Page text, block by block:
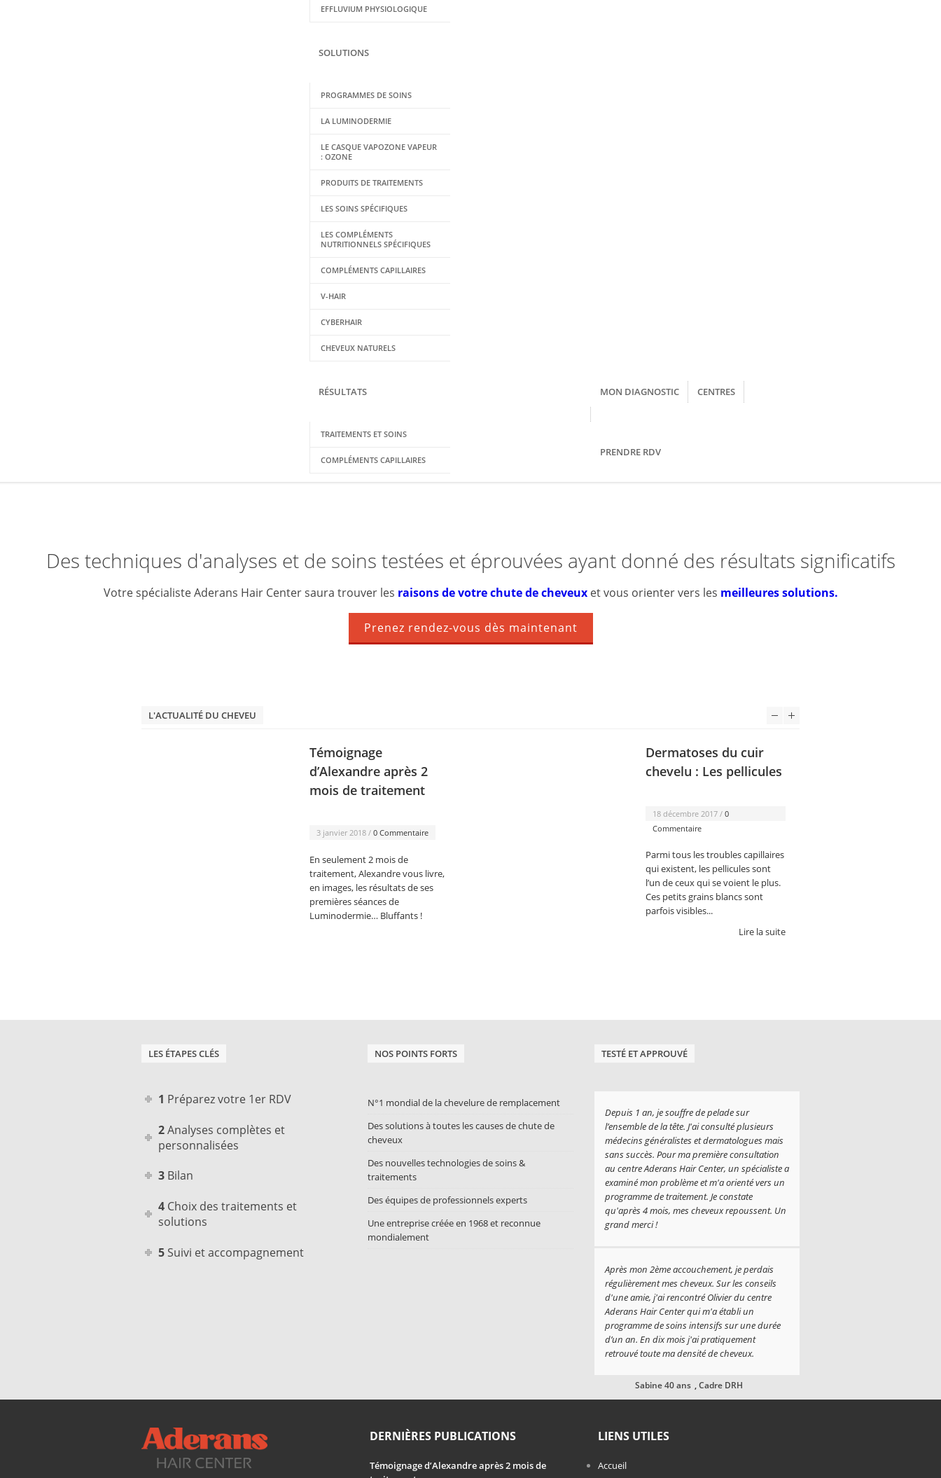
EFFLUVIUM PHYSIOLOGIQUE
SOLUTIONS
PROGRAMMES DE SOINS
LA LUMINODERMIE
LE CASQUE VAPOZONE VAPEUR
: OZONE
PRODUITS DE TRAITEMENTS
LES SOINS SPÉCIFIQUES
LES COMPLÉMENTS
NUTRITIONNELS SPÉCIFIQUES
COMPLÉMENTS CAPILLAIRES
V-HAIR
CYBERHAIR
CHEVEUX NATURELS
RÉSULTATS
TRAITEMENTS ET SOINS
COMPLÉMENTS CAPILLAIRES
MON DIAGNOSTIC CENTRES
PRENDRE RDV
Des techniques d'analyses et de soins testées et éprouvées ayant donné des résultats significatifs
Votre spécialiste Aderans Hair Center saura trouver les raisons de votre chute de cheveuxet vous orienter vers les meilleures solutions.
Prenez rendez-vous dès maintenant
L'ACTUALITÉ DU CHEVEU
Témoignage
d’Alexandre après 2
mois de traitement
3 janvier 2018 / 0 Commentaire
En seulement 2 mois de
traitement, Alexandre vous livre,
en images, les résultats de ses
premières séances de
Luminodermie… Bluffants !
Dermatoses du cuir
chevelu : Les pellicules
18 décembre 2017 / 0
Commentaire
Parmi tous les troubles capillaires
qui existent, les pellicules sont
l’un de ceux qui se voient le plus.
Ces petits grains blancs sont
parfois visibles...
Lire la suite
LES ÉTAPES CLÉS
1 Préparez votre 1er RDV
2 Analyses complètes et
personnalisées
3 Bilan
4 Choix des traitements et
solutions
5 Suivi et accompagnement
NOS POINTS FORTS
N°1 mondial de la chevelure de remplacement
Des solutions à toutes les causes de chute de
cheveux
Des nouvelles technologies de soins &
traitements
Des équipes de professionnels experts
Une entreprise créée en 1968 et reconnue
mondialement
TESTÉ ET APPROUVÉ
Depuis 1 an, je souffre de pelade sur
l’ensemble de la tête. J'ai consulté plusieurs
médecins généralistes et dermatologues mais
sans succès. Pour ma première consultation
au centre Aderans Hair Center, un spécialiste a
examiné mon problème et m'a orienté vers un
programme de traitement. Je constate
qu'après 4 mois, mes cheveux repoussent. Un
grand merci !
Après mon 2ème accouchement, je perdais
régulièrement mes cheveux. Sur les conseils
d'une amie, j'ai rencontré Olivier du centre
Aderans Hair Center qui m'a établi un
programme de soins intensifs sur une durée
d’un an. En dix mois j'ai pratiquement
retrouvé toute ma densité de cheveux.
Sabine 40 ans ,Cadre DRH
DERNIÈRES PUBLICATIONS
Témoignage d’Alexandre après 2 mois de
LIENS UTILES
Accueil